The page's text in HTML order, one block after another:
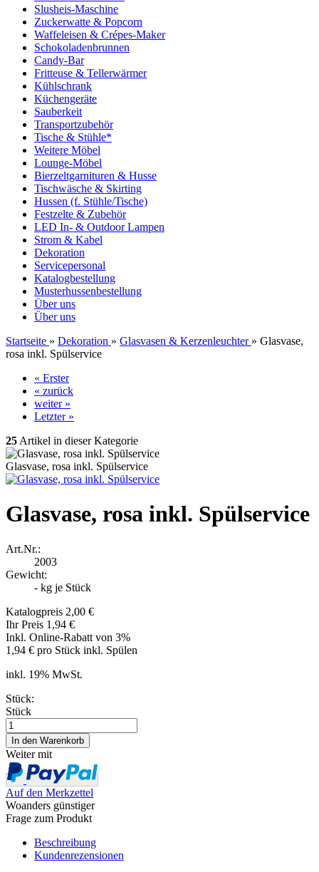
Slusheis-Maschine
Zuckerwatte & Popcorn
Waffeleisen & Crépes-Maker
Schokoladenbrunnen
Candy-Bar
Fritteuse & Tellerwärmer
Kühlschrank
Küchengeräte
Sauberkeit
Transportzubehör
Tische & Stühle*
Weitere Möbel
Lounge-Möbel
Bierzeltgarnituren & Husse
Tischwäsche & Skirting
Hussen (f. Stühle/Tische)
Festzelte & Zubehör
LED In- & Outdoor Lampen
Strom & Kabel
Dekoration
Servicepersonal
Katalogbestellung
Musterhussenbestellung
Über uns
Über uns
Startseite » Dekoration » Glasvasen & Kerzenleuchter » Glasvase,
rosa inkl. Spülservice
« Erster
« zurück
weiter »
Letzter »
25 Artikel in dieser Kategorie
Glasvase, rosa inkl. Spülservice
Glasvase, rosa inkl. Spülservice
Art.Nr.:
2003
Gewicht:
- kg je Stück
Katalogpreis 2,00 €
Ihr Preis 1,94 €
Inkl. Online-Rabatt von 3%
1,94 € pro Stück inkl. Spülen
inkl. 19% MwSt.
Stück:
Stück
Weiter mit
Auf den Merkzettel
Woanders günstiger
Frage zum Produkt
Beschreibung
Kundenrezensionen